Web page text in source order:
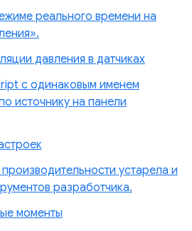
реального времени на
давления в датчиках
с одинаковым именем
источнику на панели
устарела и
разработчика.
моменты